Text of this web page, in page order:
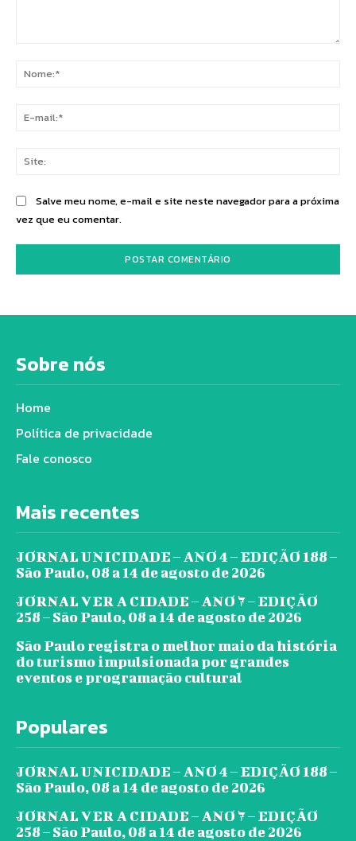
Salve meu nome, e-mail e site neste navegador para a próxima
vez que eu comentar.
Sobre nós
Home
Política de privacidade
Fale conosco
Mais recentes
JORNAL UNICIDADE – ANO 4 – EDIÇÃO 188 –
São Paulo, 08 a 14 de agosto de 2026
JORNAL VER A CIDADE – ANO 7 – EDIÇÃO
258 – São Paulo, 08 a 14 de agosto de 2026
São Paulo registra o melhor maio da história
do turismo impulsionada por grandes
eventos e programação cultural
Populares
JORNAL UNICIDADE – ANO 4 – EDIÇÃO 188 –
São Paulo, 08 a 14 de agosto de 2026
JORNAL VER A CIDADE – ANO 7 – EDIÇÃO
258 – São Paulo, 08 a 14 de agosto de 2026